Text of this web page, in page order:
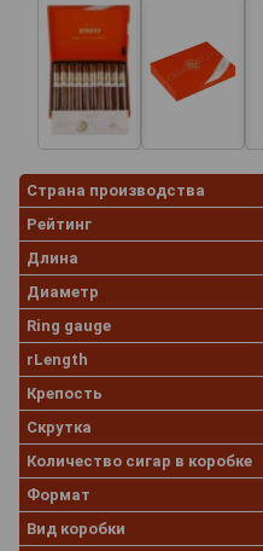
Страна производства
Рейтинг
Длина
Диаметр
Ring gauge
rLength
Крепость
Скрутка
Количество сигар в коробке
Формат
Вид коробки